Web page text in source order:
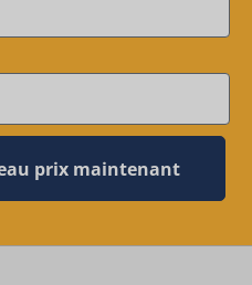
prix maintenant